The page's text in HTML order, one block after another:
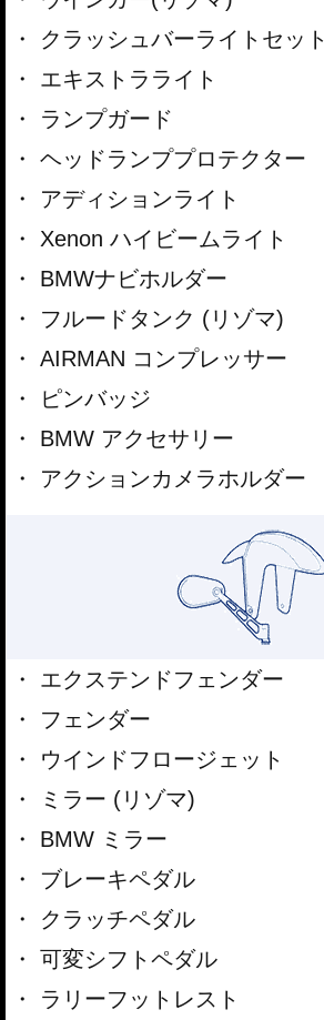
クラッシュバーライトセット
エキストラライト
ランプガード
ヘッドランププロテクター
アディションライト
Xenon ハイビームライト
BMWナビホルダー
フルードタンク (リゾマ)
AIRMAN コンプレッサー
ピンバッジ
BMW アクセサリー
アクションカメラホルダー
エクステンドフェンダー
フェンダー
ウインドフロージェット
ミラー (リゾマ)
BMW ミラー
ブレーキペダル
クラッチペダル
可変シフトペダル
ラリーフットレスト